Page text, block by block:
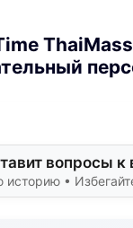
вопросы
историю •